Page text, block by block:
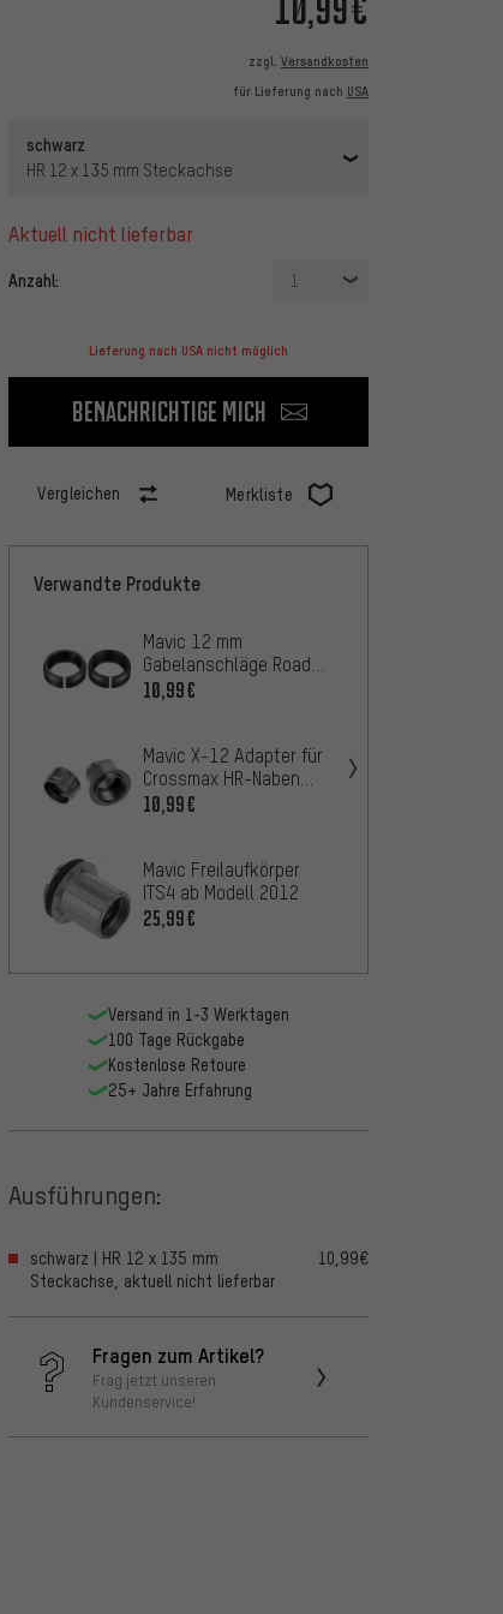
zzgl. Versandkosten
für Lieferung nach USA
schwarz
HR 12 x 135 mm Steckachse
aktuell nicht lieferbar
Anzahl: 1
Lieferung nach USA nicht möglich
Benachrichtige mich
Vergleichen Merkliste
Verwandte Produkte
Mavic 12 mm
Gabelanschläge Road
QRM Auto ab Modell
10,99€
Mavic X-12 Adapter für
Crossmax HR-Naben
ITS4 Modell 2012-2018
10,99€
Mavic Freilaufkörper
ITS4 ab Modell 2012
25,99€
Versand in 1-3 Werktagen
100 Tage Rückgabe
Kostenlose Retoure
25+ Jahre Erfahrung
Ausführungen:
schwarz | HR 12 x 135 mm
Steckachse, aktuell nicht lieferbar
10,99€
Fragen zum Artikel?
Frag jetzt unseren
Kundenservice!